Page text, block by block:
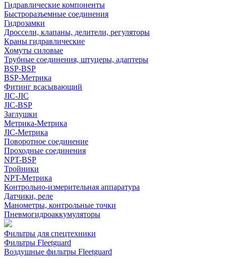
Гидравлические компоненты
Быстроразъемные соединения
Гидрозамки
Дроссели, клапаны, делители, регуляторы
Краны гидравлические
Хомуты силовые
Трубные соединения, штуцеры, адаптеры
BSP-BSP
BSP-Метрика
Фитинг всасывающий
JIC-JIC
JIC-BSP
Заглушки
Метрика-Метрика
JIC-Метрика
Поворотное соединение
Проходные соединения
NPT-BSP
Тройники
NPT-Метрика
Контрольно-измерительная аппаратура
Датчики, реле
Манометры, контрольные точки
Пневмогидроаккумуляторы
Фильтры для спецтехники
Фильтры Fleetguard
Воздушные фильтры Fleetguard